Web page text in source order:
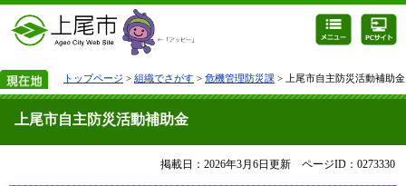
トップページ > 組織でさがす > 危機管理防災課 > 上尾市自主防災活動補助金
上尾市自主防災活動補助金
掲載日：2026年3月6日更新 ページID：0273330